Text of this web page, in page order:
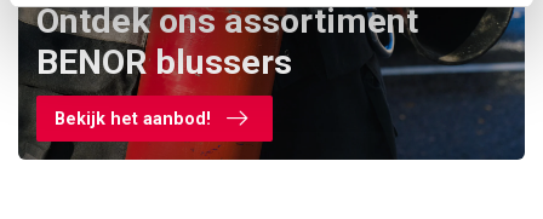
Ontdek ons assortiment
BENOR blussers
Bekijk het aanbod!